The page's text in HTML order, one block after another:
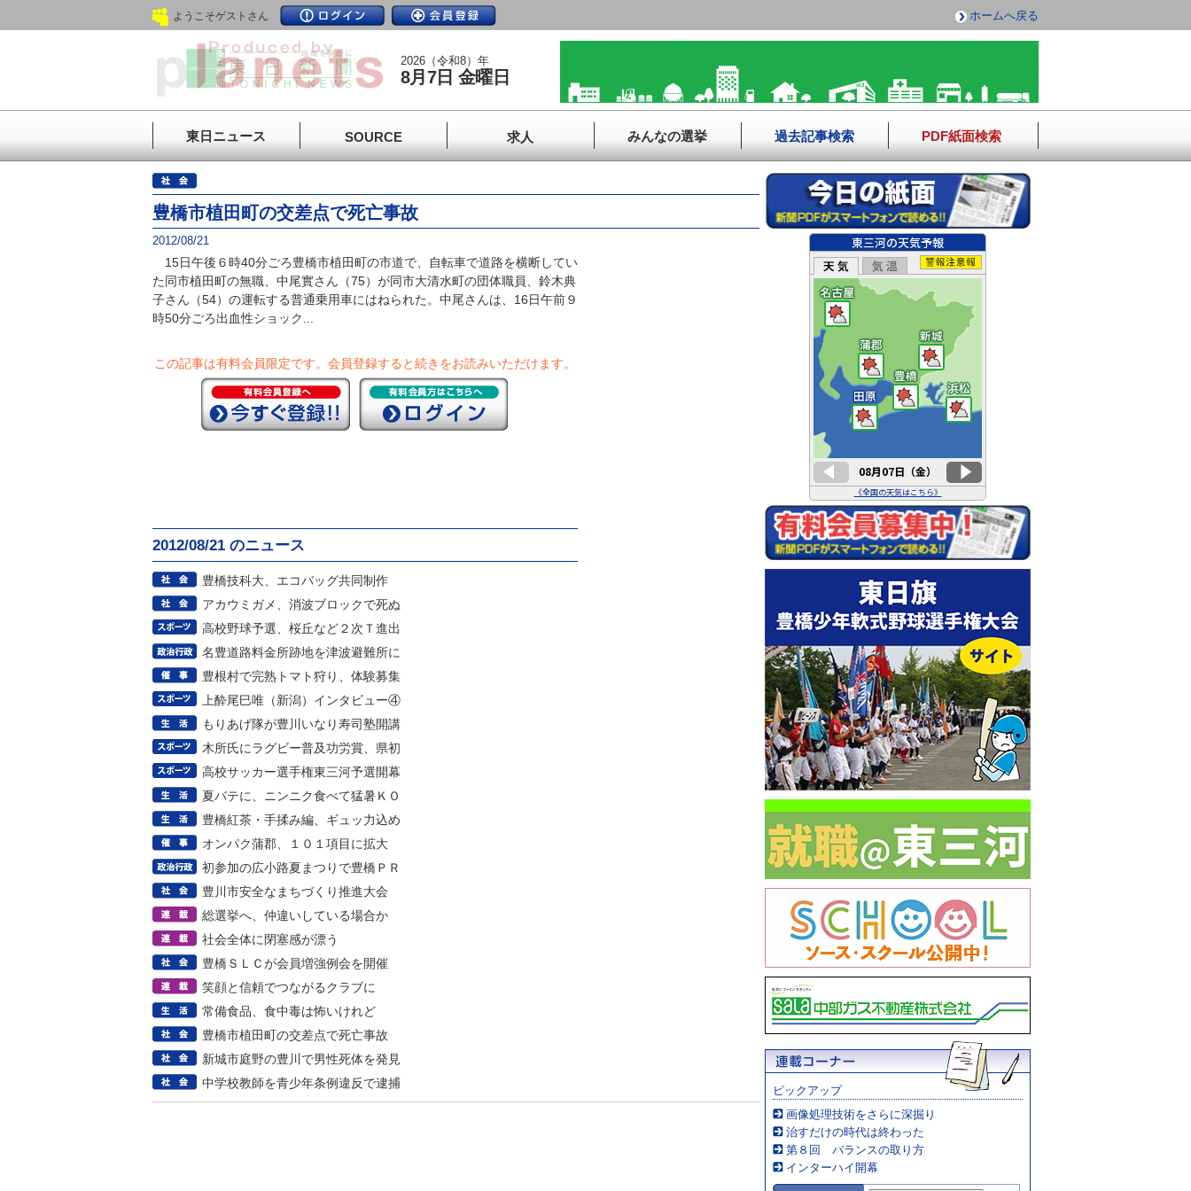
ようこそゲストさん ホームへ戻る
2026（令和8）年
8月7日 金曜日
東日ニュース SOURCE 求人 みんなの選挙 過去記事検索 PDF紙面検索
豊橋市植田町の交差点で死亡事故
2012/08/21
15日午後６時40分ごろ豊橋市植田町の市道で、自転車で道路を横断してい
た同市植田町の無職、中尾實さん（75）が同市大清水町の団体職員、鈴木典
子さん（54）の運転する普通乗用車にはねられた。中尾さんは、16日午前９
時50分ごろ出血性ショック...
この記事は有料会員限定です。 会員登録すると続きをお読みいただけます。
2012/08/21 のニュース
豊橋技科大、エコバッグ共同制作
アカウミガメ、消波ブロックで死ぬ
高校野球予選、桜丘など２次Ｔ進出
名豊道路料金所跡地を津波避難所に
豊根村で完熟トマト狩り、体験募集
上酔尾巳唯（新潟）インタビュー④
もりあげ隊が豊川いなり寿司塾開講
木所氏にラグビー普及功労賞、県初
高校サッカー選手権東三河予選開幕
夏バテに、ニンニク食べて猛暑ＫＯ
豊橋紅茶・手揉み編、ギュッ力込め
オンパク蒲郡、１０１項目に拡大
初参加の広小路夏まつりで豊橋ＰＲ
豊川市安全なまちづくり推進大会
総選挙へ、仲違いしている場合か
社会全体に閉塞感が漂う
豊橋ＳＬＣが会員増強例会を開催
笑顔と信頼でつながるクラブに
常備食品、食中毒は怖いけれど
豊橋市植田町の交差点で死亡事故
新城市庭野の豊川で男性死体を発見
中学校教師を青少年条例違反で逮捕
ピックアップ
画像処理技術をさらに深掘り
治すだけの時代は終わった
第８回 バランスの取り方
インターハイ開幕